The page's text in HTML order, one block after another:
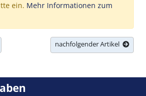
ein. Mehr Informationen zum
nachfolgender Artikel